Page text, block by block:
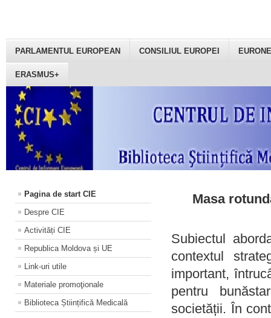
PARLAMENTUL EUROPEAN CONSILIUL EUROPEI
ERASMUS+
Pagina de start CIE
Despre CIE
Activități CIE
Republica Moldova și UE
Link-uri utile
Materiale promoţionale
Biblioteca Științifică Medicală
Masa
Subiectul
contextul
important,
pentru
societății. În